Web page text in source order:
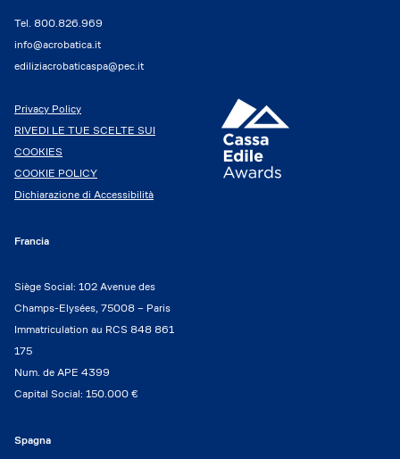
Tel. 800.826.969
info@acrobatica.it
ediliziacrobaticaspa@pec.it
Privacy Policy
RIVEDI LE TUE SCELTE SUI
COOKIES
COOKIE POLICY
Dichiarazione di Accessibilità
Francia
Siège Social: 102 Avenue des
Champs-Elysées, 75008 – Paris
Immatriculation au RCS 848 861
175
Num. de APE 4399
Capital Social: 150.000 €
Spagna